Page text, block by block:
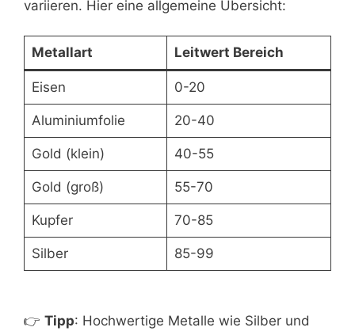
variieren. Hier eine allgemeine Übersicht:
Metallart Leitwert Bereich
Eisen 0-20
Aluminiumfolie 20-40
Gold (klein) 40-55
Gold (groß) 55-70
Kupfer 70-85
Silber 85-99
👉 Tipp: Hochwertige Metalle wie Silber und